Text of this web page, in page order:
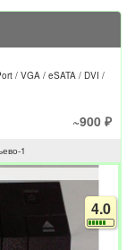
/ VGA / eSATA / DVI /
~900 ₽
1
4.0